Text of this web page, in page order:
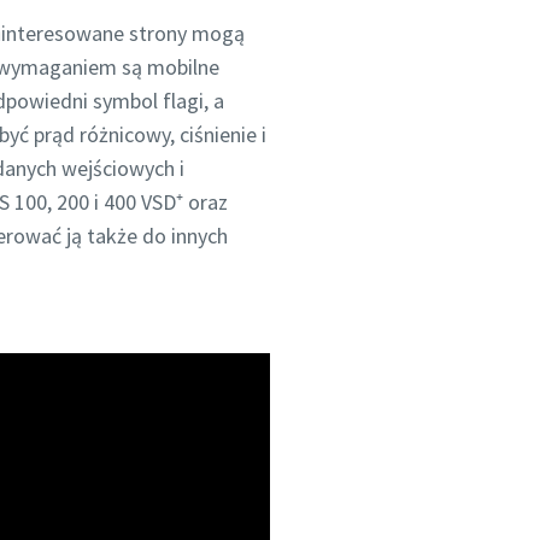
strony mogą
są mobilne
symbol flagi, a
prąd różnicowy, ciśnienie i
wejściowych i
200 i 400 VSD⁺ oraz
ją także do innych